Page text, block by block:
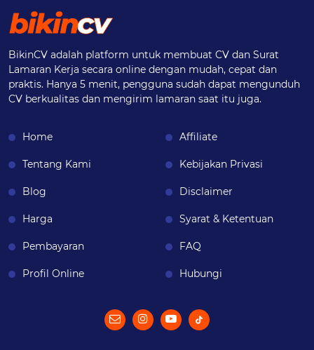
BikinCV adalah platform untuk membuat CV dan Surat
Lamaran Kerja secara online dengan mudah, cepat dan
praktis. Hanya 5 menit, pengguna sudah dapat mengunduh
CV berkualitas dan mengirim lamaran saat itu juga.
Home
Tentang Kami
Blog
Harga
Pembayaran
Profil Online
Affiliate
Kebijakan Privasi
Disclaimer
Syarat & Ketentuan
FAQ
Hubungi